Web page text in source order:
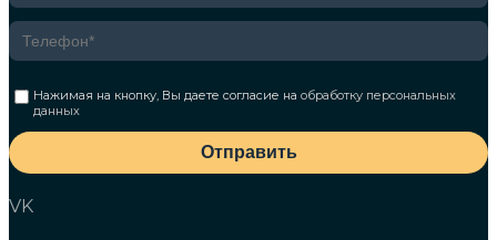
Нажимая на кнопку, Вы даете согласие наобработку персональных
данных
Отправить
VK